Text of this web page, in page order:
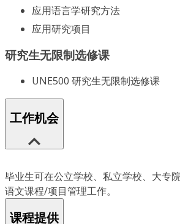
应用语言学研究方法
应用研究项目
研究生无限制选修课
UNE500 研究生无限制选修课
工作机会
毕业生可在公立学校、私立学校、大专
语文课程/项目管理工作。
课程提供